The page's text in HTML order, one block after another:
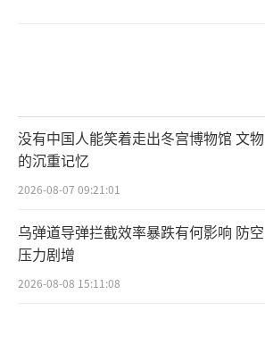
没有中国人能笑着走出冬宫博物馆 文物
的沉重记忆
2026-08-07 09:21:01
乌弹道导弹拦截效率暴跌有何影响 防空
压力剧增
2026-08-08 15:11:08